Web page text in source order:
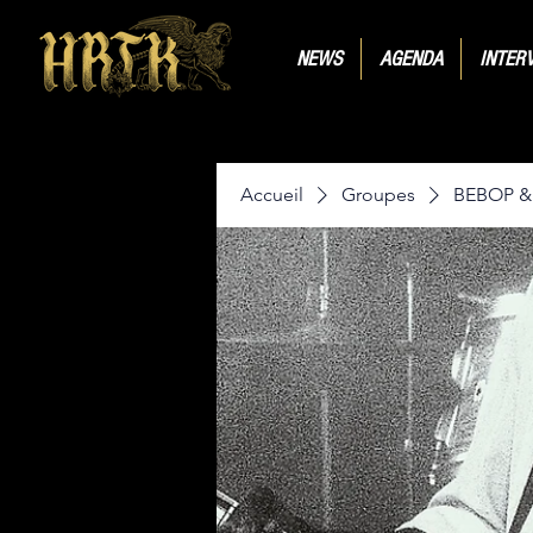
NEWS AGENDA
Accueil Groupes BEBOP